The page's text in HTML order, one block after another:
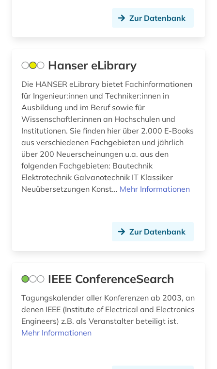
Zur Datenbank
Hanser eLibrary
Die HANSER eLibrary bietet Fachinformationen
für Ingenieur:innen und Techniker:innen in
Ausbildung und im Beruf sowie für
Wissenschaftler:innen an Hochschulen und
Institutionen. Sie finden hier über 2.000 E-Books
aus verschiedenen Fachgebieten und jährlich
über 200 Neuerscheinungen u.a. aus den
folgenden Fachgebieten: Bautechnik
Elektrotechnik Galvanotechnik IT Klassiker
Neuübersetzungen Konst... Mehr Informationen
Zur Datenbank
IEEE ConferenceSearch
Tagungskalender aller Konferenzen ab 2003, an
denen IEEE (Institute of Electrical and Electronics
Engineers) z.B. als Veranstalter beteiligt ist.
Mehr Informationen